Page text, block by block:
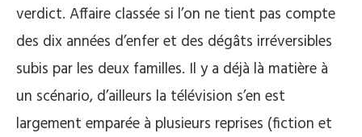
verdict. Affaire classée si l’on ne tient pas compte
des dix années d’enfer et des dégâts irréversibles
subis par les deux familles. Il y a déjà là matière à
un scénario, d’ailleurs la télévision s’en est
largement emparée à plusieurs reprises (fiction et